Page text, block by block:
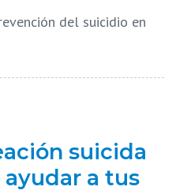
del suicidio en
suicida
a tus